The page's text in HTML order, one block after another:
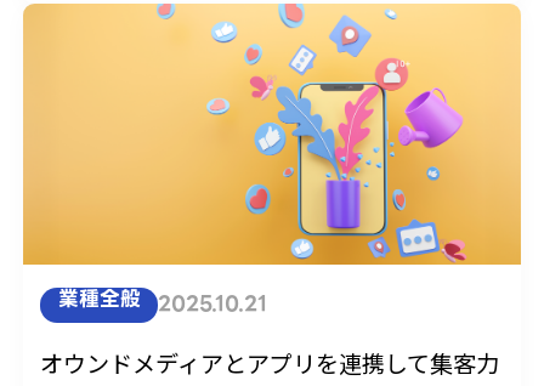
業種全般 2025.10.21
オウンドメディアとアプリを連携して集客力